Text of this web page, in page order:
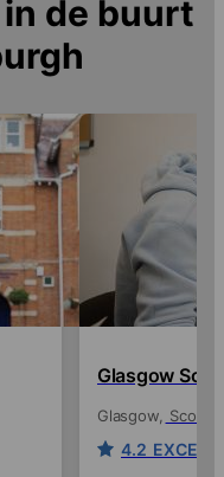
de buurt
Glasgow
Glasgow
4.2